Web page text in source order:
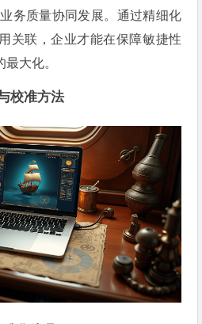
务质量协同发展。通过精细化
关联，企业才能在保障敏捷性
大化。
校准方法